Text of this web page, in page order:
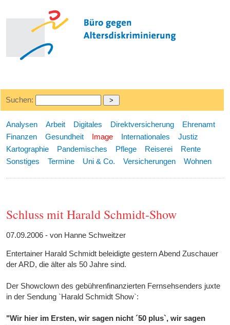
Suchen:
Analysen Arbeit Digitales Direktversicherung
Ehrenamt
Finanzen
Gesundheit Image Internationales
Justiz
Kartographie
Pandemisches Pflege Reiserei
Rente
Sonstiges
Termine Uni & Co. Versicherungen Wohnen
Schluss mit Harald Schmidt-Show
07.09.2006 - von Hanne Schweitzer
Entertainer Harald Schmidt beleidigte gestern Abend Zuschauer
der ARD, die älter als 50 Jahre sind.
Der Showclown des gebührenfinanzierten Fernsehsenders juxte
in der Sendung `Harald Schmidt Show`:
"Wir hier im Ersten, wir sagen nicht ´50 plus`, wir sagen